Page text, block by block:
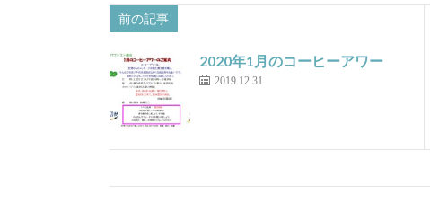
前の記事
2020年1月のコーヒーアワー
2019.12.31